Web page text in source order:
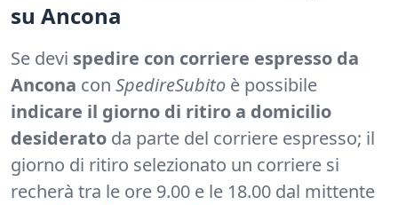
su Ancona
Se devi spedire con corriere espresso da
Ancona con SpedireSubito è possibile
indicare il giorno di ritiro a domicilio
desiderato da parte del corriere espresso; il
giorno di ritiro selezionato un corriere si
recherà tra le ore 9.00 e le 18.00 dal mittente